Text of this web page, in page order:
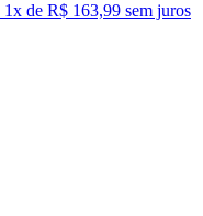
1x de R$ 163,99 sem juros